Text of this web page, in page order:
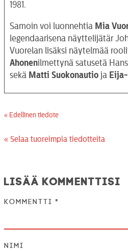
1981.
Samoin voi luonnehtia Mia
legendaarisena näyttelijätär
Vuorelan lisäksi näytelmää
Ahonenilmettynä satusetä
sekä Matti Suokonautio ja
« Edellinen tiedote
« Selaa tuoreimpia tiedotteita
Lisää kommenttisi
Kommentti *
Nimi